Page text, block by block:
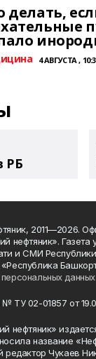
делать,
4 АВГУСТА ,
РБ
2011—2026.
нефтяник». Газета
и СМИ
данных
ТУ 02-01857 от
нефтяник»
название
редактор Чукаев